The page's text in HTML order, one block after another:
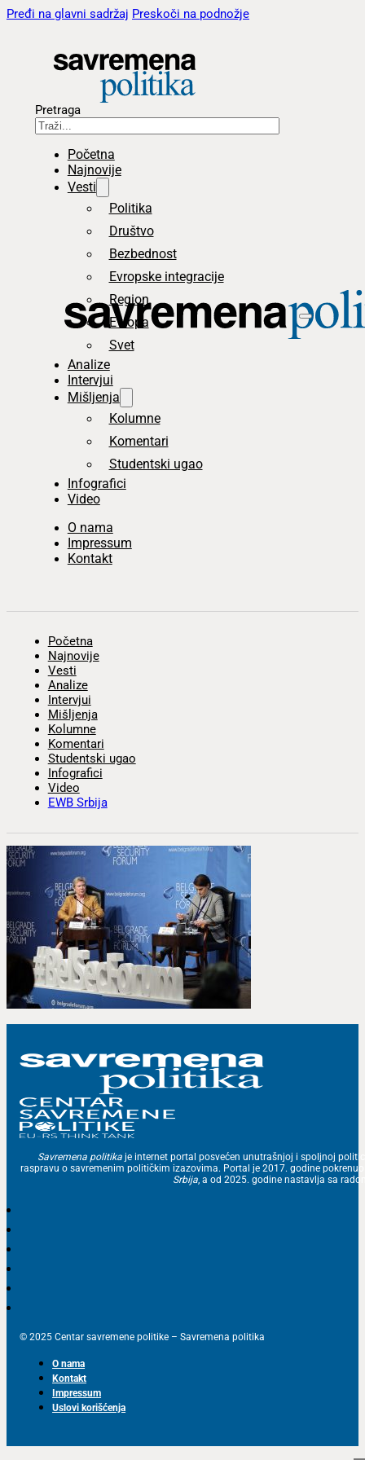
Pređi na glavni sadržaj Preskoči na podnožje
Pretraga
Početna
Najnovije
Vesti
Politika
Društvo
Bezbednost
Evropske integracije
Region
Evropa
Svet
Analize
Intervjui
Mišljenja
Kolumne
Komentari
Studentski ugao
Infografici
Video
O nama
Impressum
Kontakt
Početna
Najnovije
Vesti
Analize
Intervjui
Mišljenja
Kolumne
Komentari
Studentski ugao
Infografici
Video
EWB Srbija
Savremena politika je internet portal posvećen unutrašnjoj i spoljnoj
raspravu o savremenim političkim izazovima. Portal je 2017. godine
Srbija, a od 2025. godine nastavlja sa
© 2025 Centar savremene politike – Savremena politika
O nama
Kontakt
Impressum
Uslovi korišćenja